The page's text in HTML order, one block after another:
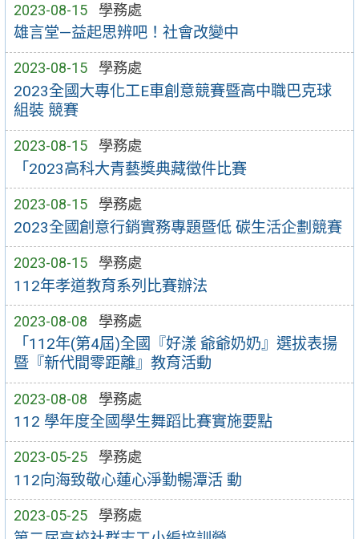
2023-08-15 學務處
雄言堂—益起思辨吧！社會改變中
2023-08-15 學務處
2023全國大專化工E車創意競賽暨高中職巴克球
組裝 競賽
2023-08-15 學務處
「2023高科大青藝獎典藏徵件比賽
2023-08-15 學務處
2023全國創意行銷實務專題暨低 碳生活企劃競賽
2023-08-15 學務處
112年孝道教育系列比賽辦法
2023-08-08 學務處
「112年(第4屆)全國『好漾 爺爺奶奶』選拔表揚
暨『新代間零距離』教育活動
2023-08-08 學務處
112 學年度全國學生舞蹈比賽實施要點
2023-05-25 學務處
112向海致敬心蓮心淨勤暢潭活 動
2023-05-25 學務處